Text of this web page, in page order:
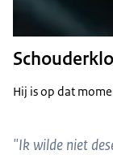
Hij is op dat
"Ik wilde niet